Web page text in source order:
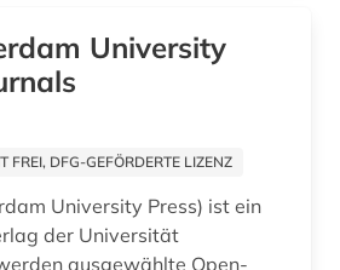
University
FREI, DFG-GEFÖRDERTE LIZENZ
University Press) ist ein
der Universität